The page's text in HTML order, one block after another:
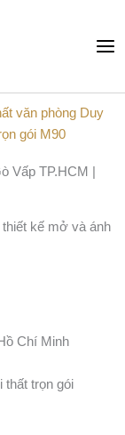
văn phòng Duy
gói M90
Vấp TP.HCM |
Chí Minh
thất trọn gói